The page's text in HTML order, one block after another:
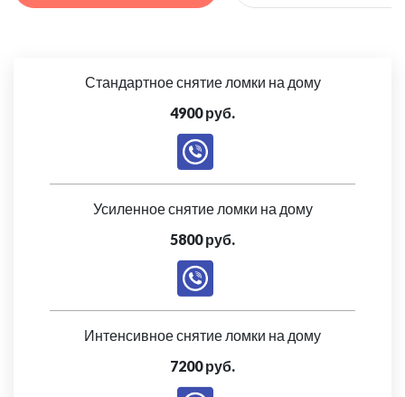
Стандартное снятие ломки на дому
4900 руб.
Усиленное снятие ломки на дому
5800 руб.
Интенсивное снятие ломки на дому
7200 руб.